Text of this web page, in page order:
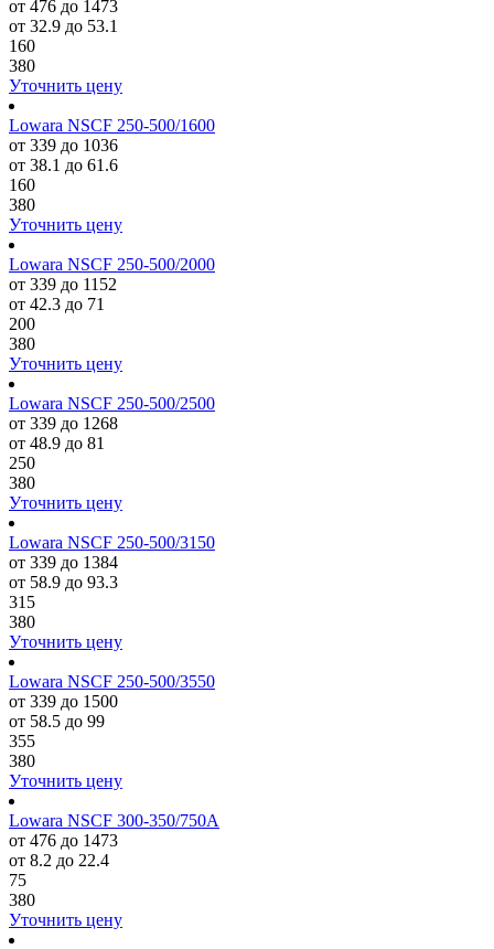
от 476 до 1473
от 32.9 до 53.1
160
380
Уточнить цену
Lowara NSCF 250-500/1600
от 339 до 1036
от 38.1 до 61.6
160
380
Уточнить цену
Lowara NSCF 250-500/2000
от 339 до 1152
от 42.3 до 71
200
380
Уточнить цену
Lowara NSCF 250-500/2500
от 339 до 1268
от 48.9 до 81
250
380
Уточнить цену
Lowara NSCF 250-500/3150
от 339 до 1384
от 58.9 до 93.3
315
380
Уточнить цену
Lowara NSCF 250-500/3550
от 339 до 1500
от 58.5 до 99
355
380
Уточнить цену
Lowara NSCF 300-350/750A
от 476 до 1473
от 8.2 до 22.4
75
380
Уточнить цену